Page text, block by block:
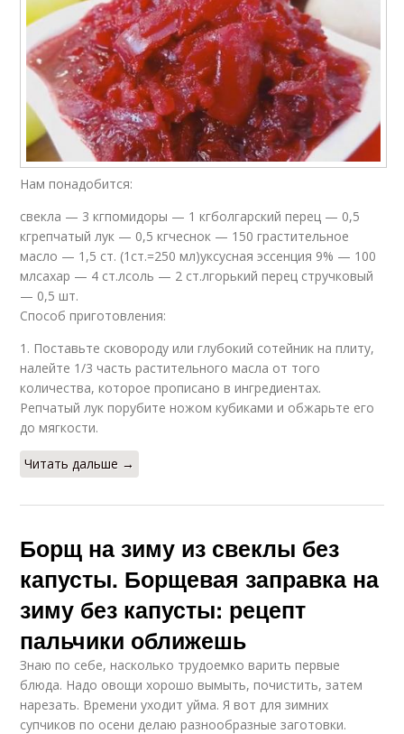
Нам понадобится:
свекла — 3 кгпомидоры — 1 кгболгарский перец — 0,5
кгрепчатый лук — 0,5 кгчеснок — 150 грастительное
масло — 1,5 ст. (1ст.=250 мл)уксусная эссенция 9% — 100
млсахар — 4 ст.лсоль — 2 ст.лгорький перец стручковый
— 0,5 шт.
Способ приготовления:
1. Поставьте сковороду или глубокий сотейник на плиту,
налейте 1/3 часть растительного масла от того
количества, которое прописано в ингредиентах.
Репчатый лук порубите ножом кубиками и обжарьте его
до мягкости.
Читать дальше →
Борщ на зиму из свеклы без
капусты. Борщевая заправка на
зиму без капусты: рецепт
пальчики оближешь
Знаю по себе, насколько трудоемко варить первые
блюда. Надо овощи хорошо вымыть, почистить, затем
нарезать. Времени уходит уйма. Я вот для зимних
супчиков по осени делаю разнообразные заготовки.